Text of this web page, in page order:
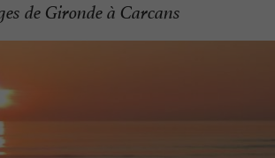
de Gironde à Carcans